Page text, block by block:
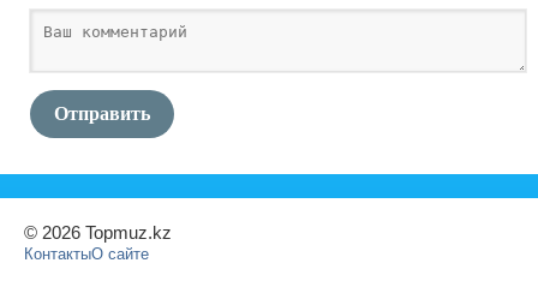
Отправить
© 2026 Topmuz.kz
КонтактыО сайте